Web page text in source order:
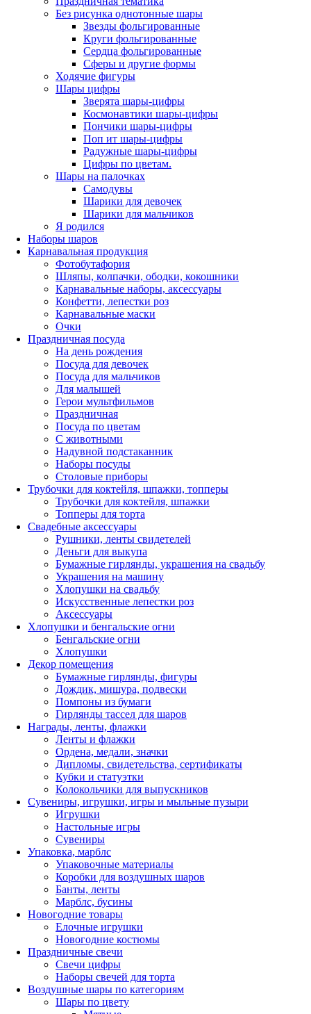
Без рисунка однотонные шары
Звезды фольгированные
Круги фольгированные
Сердца фольгированные
Сферы и другие формы
Ходячие фигуры
Шары цифры
Зверята шары-цифры
Космонавтики шары-цифры
Пончики шары-цифры
Поп ит шары-цифры
Радужные шары-цифры
Цифры по цветам.
Шары на палочках
Самодувы
Шарики для девочек
Шарики для мальчиков
Я родился
Наборы шаров
Карнавальная продукция
Фотобутафория
Шляпы, колпачки, ободки, кокошники
Карнавальные наборы, аксессуары
Конфетти, лепестки роз
Карнавальные маски
Очки
Праздничная посуда
На день рождения
Посуда для девочек
Посуда для мальчиков
Для малышей
Герои мультфильмов
Праздничная
Посуда по цветам
С животными
Надувной подстаканник
Наборы посуды
Столовые приборы
Трубочки для коктейля, шпажки, топперы
Трубочки для коктейля, шпажки
Топперы для торта
Свадебные аксессуары
Рушники, ленты свидетелей
Деньги для выкупа
Бумажные гирлянды, украшения на свадьбу
Украшения на машину
Хлопушки на свадьбу
Искусственные лепестки роз
Аксессуары
Хлопушки и бенгальские огни
Бенгальские огни
Хлопушки
Декор помещения
Бумажные гирлянды, фигуры
Дождик, мишура, подвески
Помпоны из бумаги
Гирлянды тассел для шаров
Награды, ленты, флажки
Ленты и флажки
Ордена, медали, значки
Дипломы, свидетельства, сертификаты
Кубки и статуэтки
Колокольчики для выпускников
Сувениры, игрушки, игры и мыльные пузыри
Игрушки
Настольные игры
Сувениры
Упаковка, марблс
Упаковочные материалы
Коробки для воздушных шаров
Банты, ленты
Марблс, бусины
Новогодние товары
Елочные игрушки
Новогодние костюмы
Праздничные свечи
Свечи цифры
Наборы свечей для торта
Воздушные шары по категориям
Шары по цвету